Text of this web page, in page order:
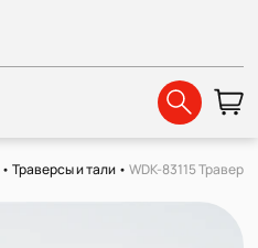
•Траверсы и тали •WDK-83115